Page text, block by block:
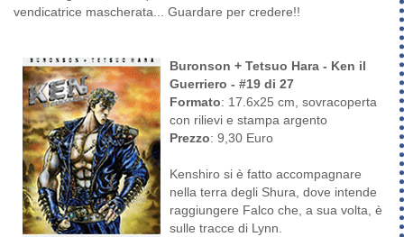
vendicatrice mascherata... Guardare per credere!!
Buronson + Tetsuo Hara - Ken il
Guerriero - #19 di 27
Formato: 17.6x25 cm, sovracoperta
con rilievi e stampa argento
Prezzo: 9,30 Euro
Kenshiro si è fatto accompagnare
nella terra degli Shura, dove intende
raggiungere Falco che, a sua volta, è
sulle tracce di Lynn.